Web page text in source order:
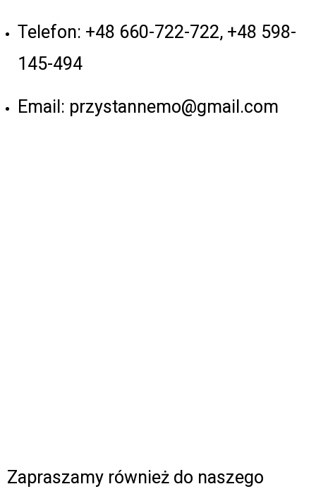
Telefon: +48 660-722-722, +48 598-
145-494
Email: przystannemo@gmail.com
Zapraszamy również do naszego